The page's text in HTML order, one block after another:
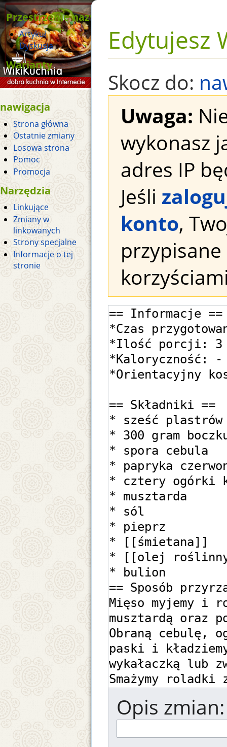
Edytujesz
Skocz do:
Uwaga:
wykonasz
adres IP
Jeśli
konto,
Opis zmian:
Przestrzenie nazw
Artykuł
Dyskusja
Warianty
nawigacja
Strona główna
Ostatnie zmiany
Losowa strona
Pomoc
Promocja
Narzędzia
Linkujące
Zmiany w
linkowanych
Strony specjalne
Informacje o tej
stronie